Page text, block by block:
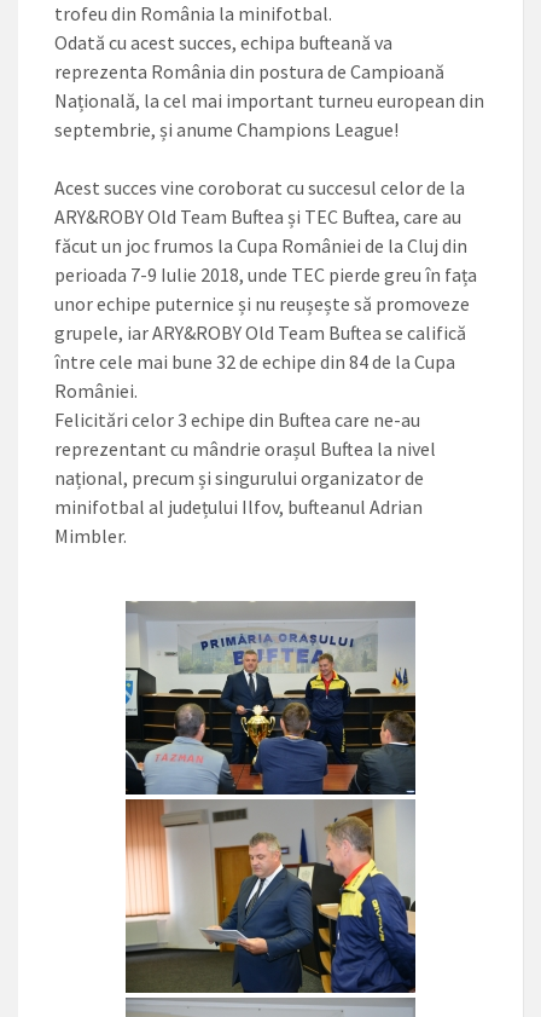
trofeu din România la minifotbal.
Odată cu acest succes, echipa bufteană va
reprezenta România din postura de Campioană
Națională, la cel mai important turneu european din
septembrie, și anume Champions League!
Acest succes vine coroborat cu succesul celor de la
ARY&ROBY Old Team Buftea și TEC Buftea, care au
făcut un joc frumos la Cupa României de la Cluj din
perioada 7-9 Iulie 2018, unde TEC pierde greu în fața
unor echipe puternice și nu reușește să promoveze
grupele, iar ARY&ROBY Old Team Buftea se califică
între cele mai bune 32 de echipe din 84 de la Cupa
României.
Felicitări celor 3 echipe din Buftea care ne-au
reprezentant cu mândrie orașul Buftea la nivel
național, precum și singurului organizator de
minifotbal al județului Ilfov, bufteanul Adrian
Mimbler.